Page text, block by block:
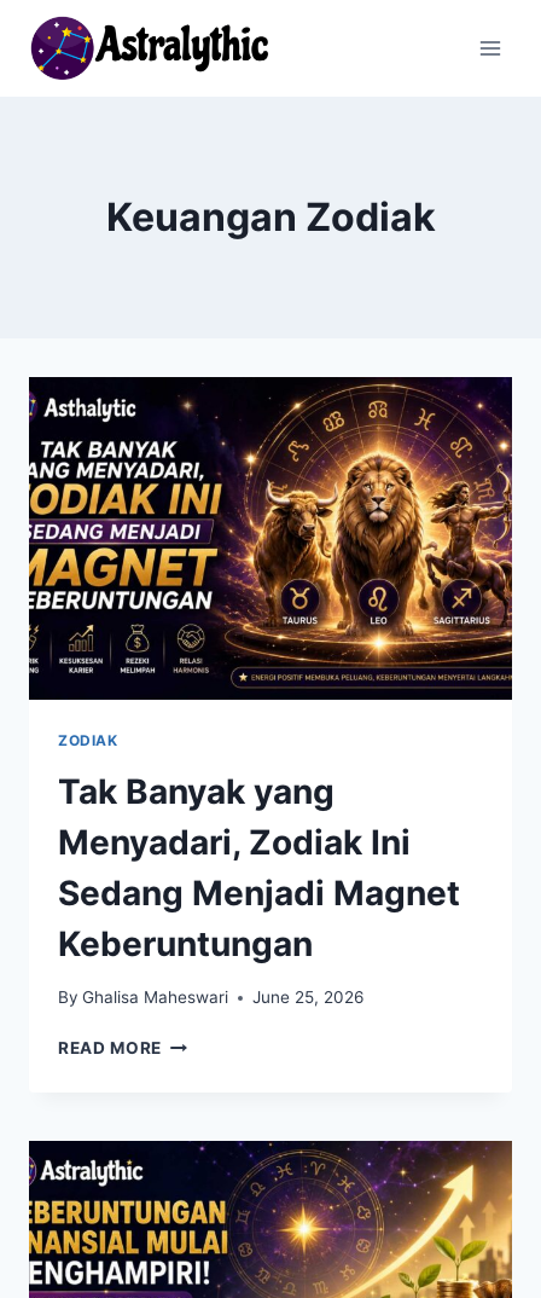
content
Keuangan Zodiak
ZODIAK
Tak Banyak yang
Menyadari, Zodiak Ini
Sedang Menjadi Magnet
Keberuntungan
By Ghalisa Maheswari June 25, 2026
READ MORE TAK
ZODIAK
SEDANG
MENJADI
MAGNET
KEBERUNTUNGAN